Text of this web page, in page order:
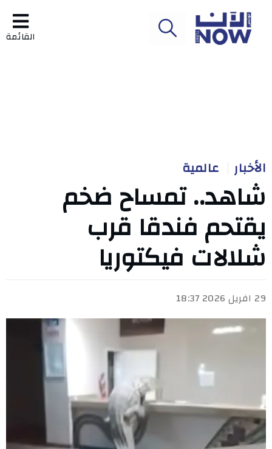
القائمة
الأخبار عالمية
شاهد.. تمساح ضخم
يقتحم فندقا قرب
شلالات فيكتوريا
29 افريل 2026 18:37